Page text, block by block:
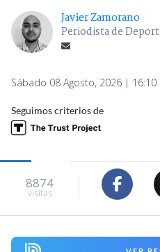
Javier Zamorano
Periodista de
Sábado 08 Agosto, 2026 | 16:10
Seguimos criterios de
8874
visitas